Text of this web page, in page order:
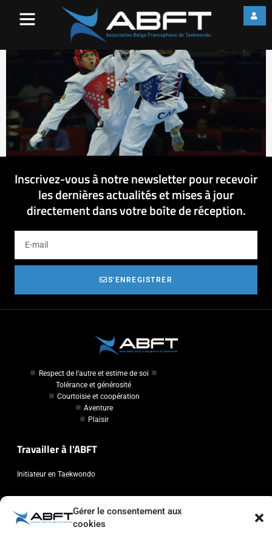
Gérer le consentement aux
cookies
Inscrivez-vous à notre newsletter pour recevoir
les dernières actualités et mises à jour
directement dans votre boîte de réception.
S'ENREGISTRER
Respect de l'autre et estime de soi
Tolérance et générosité
Courtoisie et coopération
Aventure
Plaisir
Travailler à l'ABFT
Initiateur en Taekwondo
Association Belge Francophone de Taekwondo